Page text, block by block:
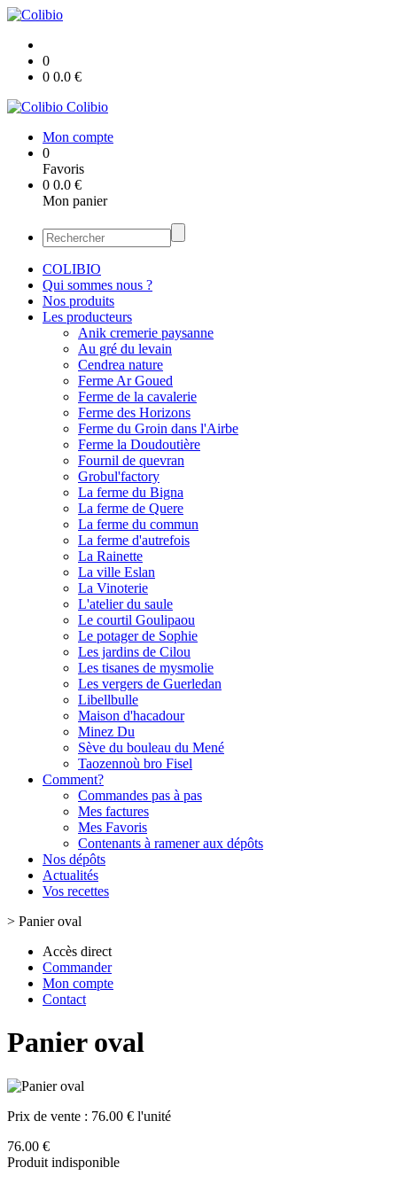
0
0 0.0 €
Colibio
Mon compte
0
Favoris
0 0.0 €
Mon panier
COLIBIO
Qui sommes nous ?
Nos produits
Les producteurs
Anik cremerie paysanne
Au gré du levain
Cendrea nature
Ferme Ar Goued
Ferme de la cavalerie
Ferme des Horizons
Ferme du Groin dans l'Airbe
Ferme la Doudoutière
Fournil de quevran
Grobul'factory
La ferme du Bigna
La ferme de Quere
La ferme du commun
La ferme d'autrefois
La Rainette
La ville Eslan
La Vinoterie
L'atelier du saule
Le courtil Goulipaou
Le potager de Sophie
Les jardins de Cilou
Les tisanes de mysmolie
Les vergers de Guerledan
Libellbulle
Maison d'hacadour
Minez Du
Sève du bouleau du Mené
Taozennoù bro Fisel
Comment?
Commandes pas à pas
Mes factures
Mes Favoris
Contenants à ramener aux dépôts
Nos dépôts
Actualités
Vos recettes
> Panier oval
Accès direct
Commander
Mon compte
Contact
Panier oval
Prix de vente : 76.00 € l'unité
76.00 €
Produit indisponible